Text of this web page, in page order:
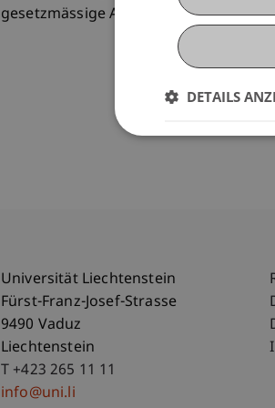
gesetzmässige Ausführung gelegt.
Universität Liechtenstein
Fürst-Franz-Josef-Strasse
9490 Vaduz
Liechtenstein
T +423 265 11 11
info@uni.li
DETAILS